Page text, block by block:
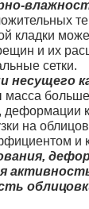
кладки
и их
сетки.
несущего
масса
деформации
на
и